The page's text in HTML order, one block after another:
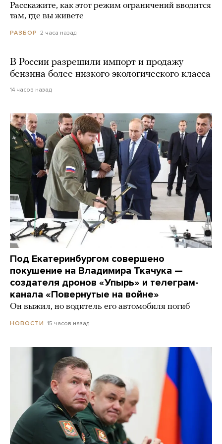
Расскажите, как этот режим ограничений вводится
там, где вы живете
РАЗБОР 2 часа назад
В России разрешили импорт и продажу
бензина более низкого экологического класса
14 часов назад
Под Екатеринбургом совершено
покушение на Владимира Ткачука —
создателя дронов «Упырь» и телеграм-
канала «Повернутые на войне»
Он выжил, но водитель его автомобиля погиб
НОВОСТИ 15 часов назад